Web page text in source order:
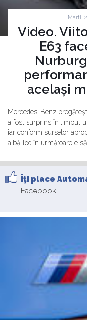
Marti,
Video.
E63
același
Mercedes-Benz
a fost surprins în timpul
iar conform surselor
aibă loc în următoarele
Îţi place
Facebook